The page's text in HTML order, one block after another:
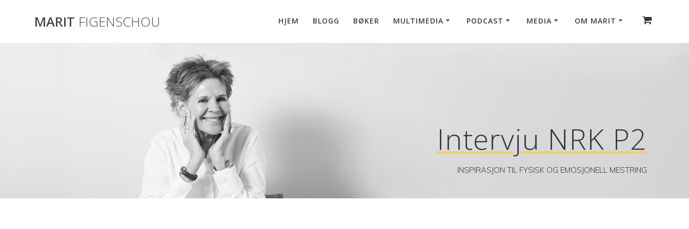
MARIT FIGENSCHOU HJEM BLOGG BØKER MULTIMEDIA PODCAST MEDIA OM MARIT
Intervju NRK P2
INSPIRASJON TIL FYSISK OG EMOSJONELL MESTRING